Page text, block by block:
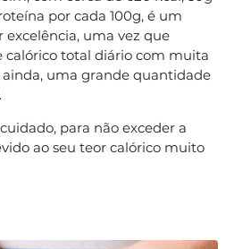
por cada 100g, é um
uma vez que
calórico total diário com muita
uma grande quantidade
para não exceder a
ao seu teor calórico muito